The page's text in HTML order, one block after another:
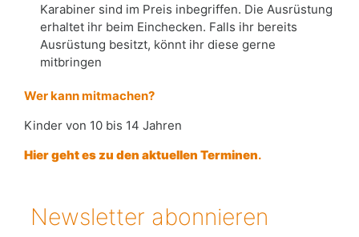
Karabiner sind im Preis inbegriffen. Die Ausrüstung
erhaltet ihr beim Einchecken. Falls ihr bereits
Ausrüstung besitzt, könnt ihr diese gerne
mitbringen
Wer kann mitmachen?
Kinder von 10 bis 14 Jahren
Hier geht es zu den aktuellen Terminen.
Newsletter abonnieren